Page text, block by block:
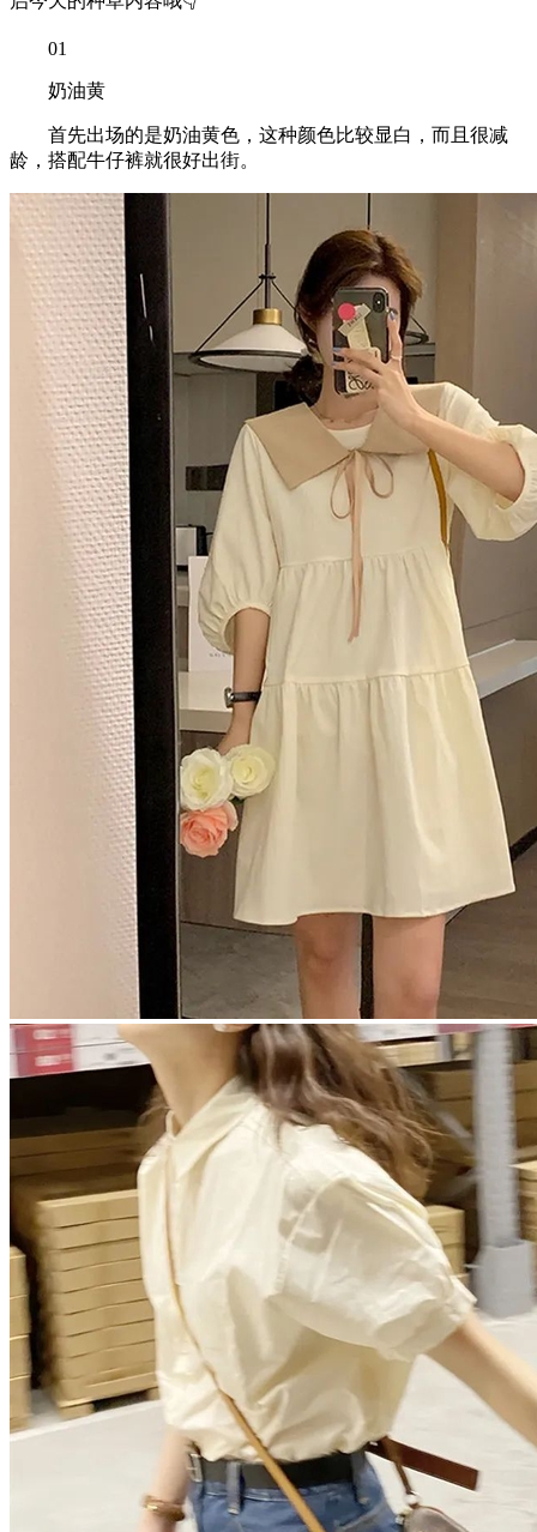
01
奶油黄
首先出场的是奶油黄色，这种颜色比较显白，而且很减
龄，搭配牛仔裤就很好出街。